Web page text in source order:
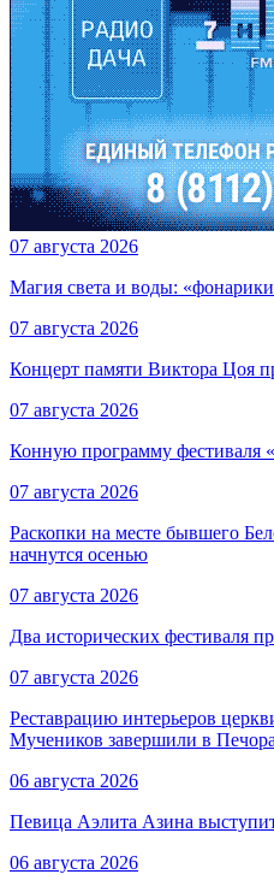
07 августа 2026
Магия света и воды:
07 августа 2026
Концерт памяти Виктора Цоя
07 августа 2026
Конную программу фестиваля
07 августа 2026
Раскопки на месте бывшего
начнутся осенью
07 августа 2026
Два исторических фестиваля
07 августа 2026
Реставрацию интерьеров
Мучеников завершили в
06 августа 2026
Певица Аэлита Азина
06 августа 2026